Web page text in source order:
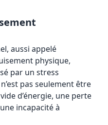
aussi appelé
physique,
par un stress
pas seulement être
d’énergie, une perte
incapacité à